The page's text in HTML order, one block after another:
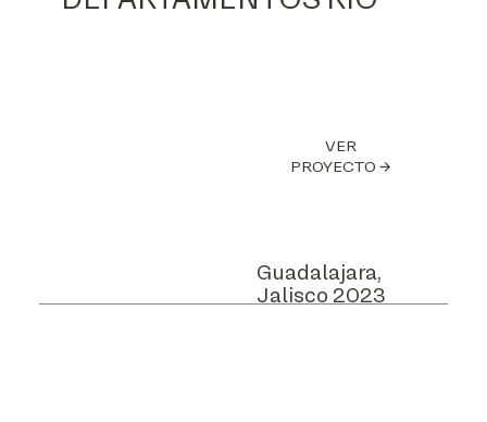
Guadalajara,
Jalisco 2023
VER
PROYECTO →